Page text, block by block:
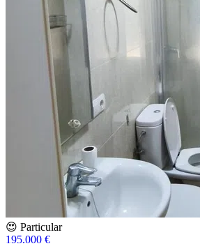
😍 Particular
195.000 €